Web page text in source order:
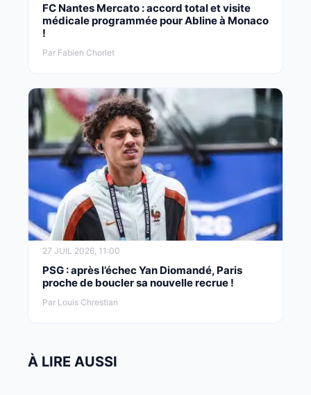
FC Nantes Mercato : accord total et visite
médicale programmée pour Abline à Monaco
!
Par Fabien Chorlet
27 JUIL 2026, 11:00
PSG : après l’échec Yan Diomandé, Paris
proche de boucler sa nouvelle recrue !
Par Louis Chrestian
À LIRE AUSSI